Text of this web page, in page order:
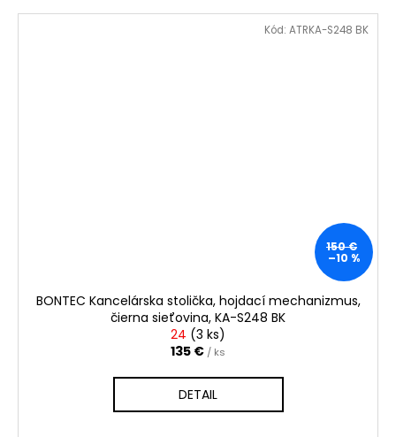
150 €
–10 %
BONTEC Kancelárska stolička, hojdací mechanizmus,
čierna sieťovina, KA-S248 BK
24 (3 ks)
135 € / ks
DETAIL
Kód: ATRKA-S248 BK